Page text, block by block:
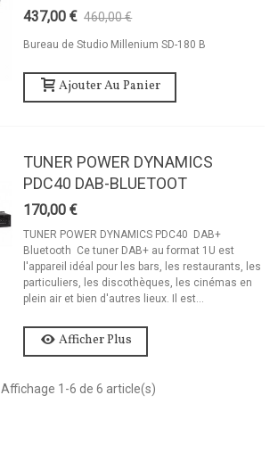
437,00 € 460,00 €
Bureau de Studio Millenium SD-180 B
Ajouter Au Panier
TUNER POWER DYNAMICS
PDC40 DAB-BLUETOOT
170,00 €
TUNER POWER DYNAMICS PDC40 DAB+
Bluetooth Ce tuner DAB+ au format 1U est
l'appareil idéal pour les bars, les restaurants, les
particuliers, les discothèques, les cinémas en
plein air et bien d'autres lieux. Il est...
Afficher Plus
Affichage 1 -6 de 6 article(s)